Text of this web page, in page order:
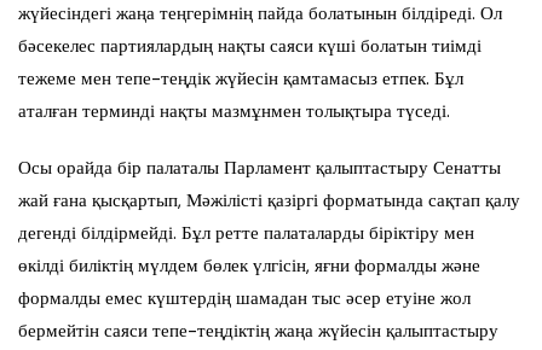
жүйесіндегі жаңа теңгерімнің пайда болатынын білдіреді. Ол
бәсекелес партиялардың нақты саяси күші болатын тиімді
тежеме мен тепе-теңдік жүйесін қамтамасыз етпек. Бұл
аталған терминді нақты мазмұнмен толықтыра түседі.
Осы орайда бір палаталы Парламент қалыптастыру Сенатты
жай ғана қысқартып, Мәжілісті қазіргі форматында сақтап қалу
дегенді білдірмейді. Бұл ретте палаталарды біріктіру мен
өкілді биліктің мүлдем бөлек үлгісін, яғни формалды және
формалды емес күштердің шамадан тыс әсер етуіне жол
бермейтін саяси тепе-теңдіктің жаңа жүйесін қалыптастыру